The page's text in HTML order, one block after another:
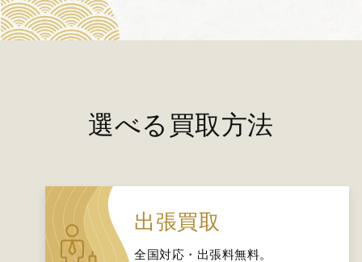
選べる買取方法
出張買取
全国対応・出張料無料。